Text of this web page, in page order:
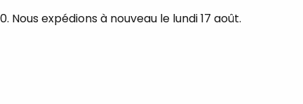
expédions à nouveau le lundi 17 août.